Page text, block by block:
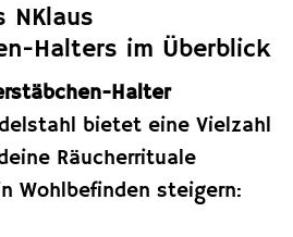
NKlaus
Halters im Überblick
Halter
bietet eine Vielzahl
Räucherrituale
Wohlbefinden steigern: